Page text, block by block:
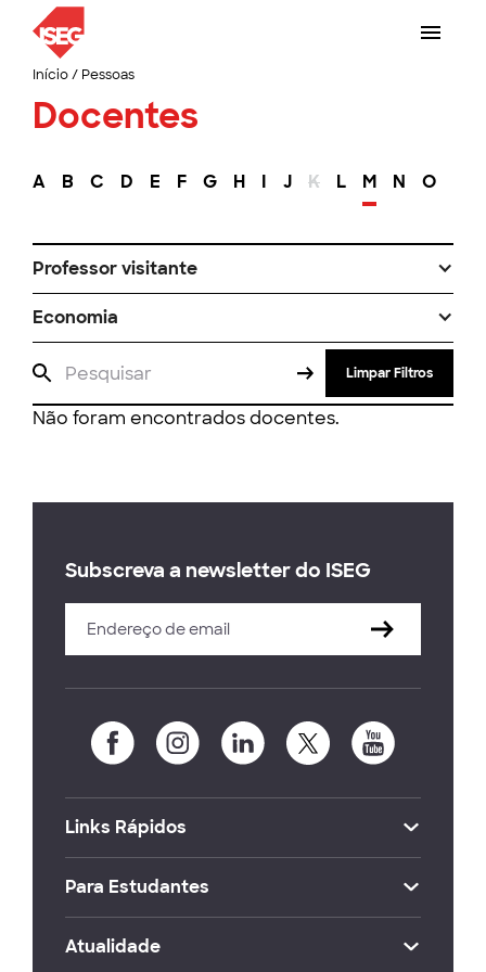
Início/ Pessoas
Docentes
A B C D E F G H I J K L M N O
Professor visitante
Economia
Limpar Filtros
Não foram encontrados docentes.
Subscreva a newsletter do ISEG
Links Rápidos
Para Estudantes
Atualidade